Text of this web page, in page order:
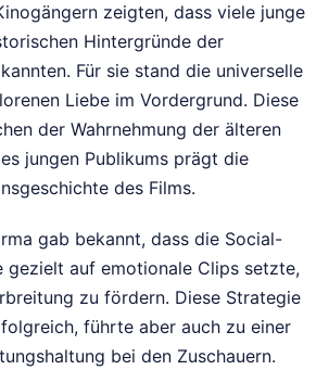
zeigten, dass viele junge
Hintergründe der
Für sie stand die universelle
Liebe im Vordergrund. Diese
der Wahrnehmung der älteren
jungen Publikums prägt die
des Films.
gab bekannt, dass die Social-
gezielt auf emotionale Clips setzte,
zu fördern. Diese Strategie
führte aber auch zu einer
bei den Zuschauern.